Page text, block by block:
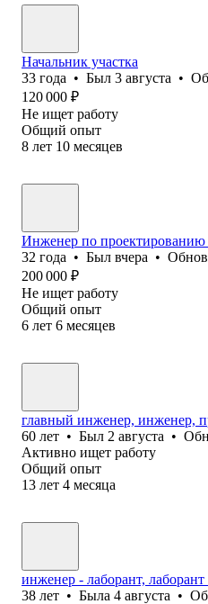
Начальник участка
33 года • Был 3 августа •
120 000 ₽
Не ищет работу
Общий опыт
8 лет 10 месяцев
Инженер по
32 года • Был вчера •
200 000 ₽
Не ищет работу
Общий опыт
6 лет 6 месяцев
главный инженер, инженер,
60 лет • Был 2 августа •
Активно ищет работу
Общий опыт
13 лет 4 месяца
инженер - лаборант,
38 лет • Была 4 августа •